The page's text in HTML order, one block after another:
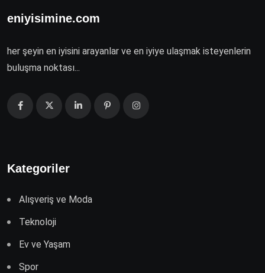
eniyisimine.com
her şeyin en iyisini arayanlar ve en iyiye ulaşmak isteyenlerin
buluşma noktası...
Kategoriler
Alışveriş ve Moda
Teknoloji
Ev ve Yaşam
Spor